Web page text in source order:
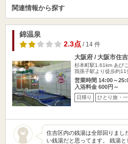
関連情報から探す
錦温泉
2.3点/ 14 件
大阪府 / 大阪市住
杉本町駅1.61km あび
我孫子駅より徒歩約11
営業時間 14:00～
入浴料金 600円～
日帰り ひとり旅・
住吉区内の銭湯は全部回りまし
い銭湯だと思ってます。 銭湯